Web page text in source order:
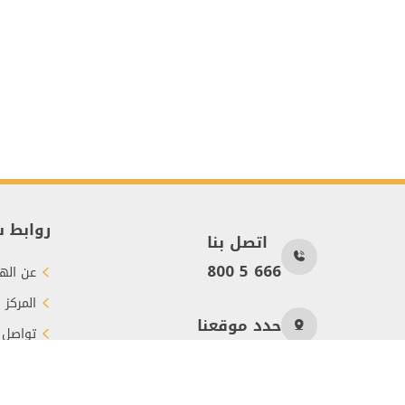
اتصل بنا
800 5 666
حدد موقعنا
عن